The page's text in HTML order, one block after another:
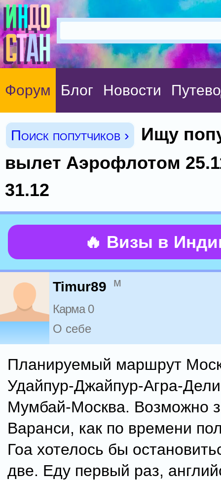
Форум Блог Новости
Поиск попутчиков ›
Ищу
вылет Аэрофлотом
31.12
🔥 Визы в
Timur89 м
Карма 0
О себе
Планируемый маршрут
Удайпур-Джайпур-Агра-
Мумбай-Москва. Возможно
Варанси, как по времени
Гоа хотелось бы
две. Еду первый раз,